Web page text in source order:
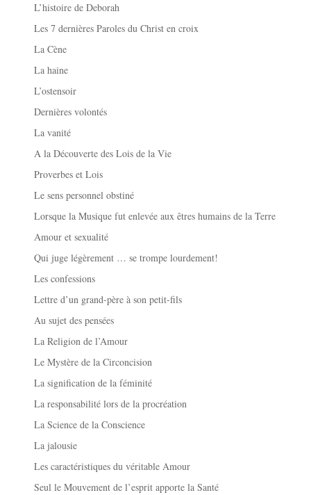
L’histoire de Deborah
Les 7 dernières Paroles du Christ en croix
La Cène
La haine
L’ostensoir
Dernières volontés
La vanité
A la Découverte des Lois de la Vie
Proverbes et Lois
Le sens personnel obstiné
Lorsque la Musique fut enlevée aux êtres humains de la Terre
Amour et sexualité
Qui juge légèrement … se trompe lourdement!
Les confessions
Lettre d’un grand-père à son petit-fils
Au sujet des pensées
La Religion de l’Amour
Le Mystère de la Circoncision
La signification de la féminité
La responsabilité lors de la procréation
La Science de la Conscience
La jalousie
Les caractéristiques du véritable Amour
Seul le Mouvement de l’esprit apporte la Santé